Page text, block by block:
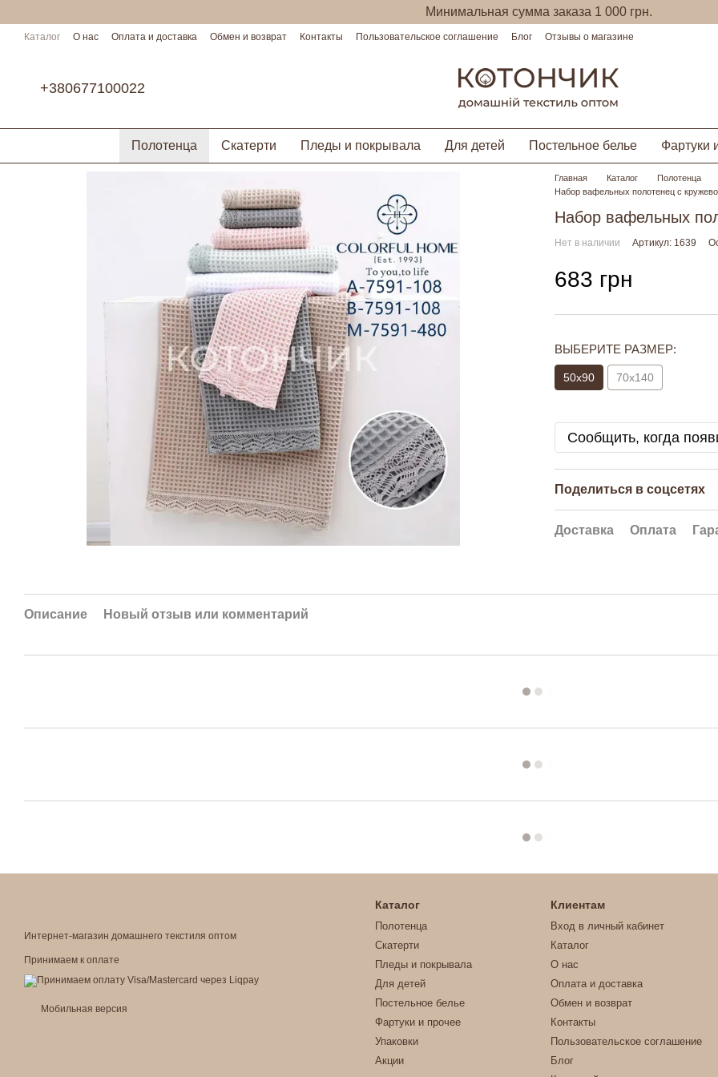
Минимальная сумма заказа 1 000 грн.
Каталог О нас Оплата и доставка Обмен и возврат Контакты Пользовательское соглашение Блог
Отзывы о магазине
+380677100022
Полотенца Скатерти Пледы и покрывала Для детей Постельное белье Фартуки
Главная Каталог Полотенца
Набор вафельных полотенец с
Набор вафельных
Нет в наличии Артикул: 1639
683 грн
ВЫБЕРИТЕ РАЗМЕР:
50x90 70x140
Сообщить, когда
Поделиться в соцсетях
Доставка Оплата
Описание Новый отзыв или комментарий
Интернет-магазин домашнего текстиля оптом
Принимаем к оплате
Мобильная версия
Каталог
Полотенца
Скатерти
Пледы и покрывала
Для детей
Постельное белье
Фартуки и прочее
Упаковки
Акции
Клиентам
Вход в личный кабинет
Каталог
О нас
Оплата и доставка
Обмен и возврат
Контакты
Пользовательское соглашение
Блог